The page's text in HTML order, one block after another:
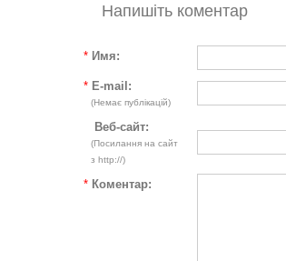
Напишіть коментар
* Имя:
* E-mail:
(Немає публікацій)
Веб-сайт:
(Посилання на сайт
з http://)
* Коментар: